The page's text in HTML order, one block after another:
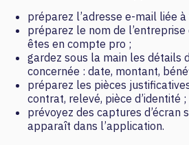
préparez l’adresse e-mail liée
préparez le nom de l’entreprise
êtes en compte pro ;
gardez sous la main les détails
concernée : date, montant,
préparez les pièces
contrat, relevé, pièce d’identité ;
prévoyez des captures d’écran
apparaît dans l’application.